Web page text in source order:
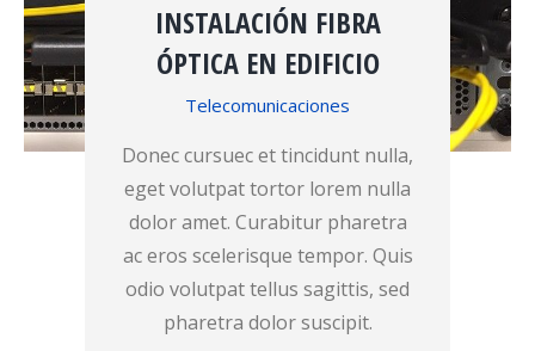
INSTALACIÓN FIBRA
ÓPTICA EN EDIFICIO
Telecomunicaciones
Donec cursuec et tincidunt nulla,
eget volutpat tortor lorem nulla
dolor amet. Curabitur pharetra
ac eros scelerisque tempor. Quis
odio volutpat tellus sagittis, sed
pharetra dolor suscipit.